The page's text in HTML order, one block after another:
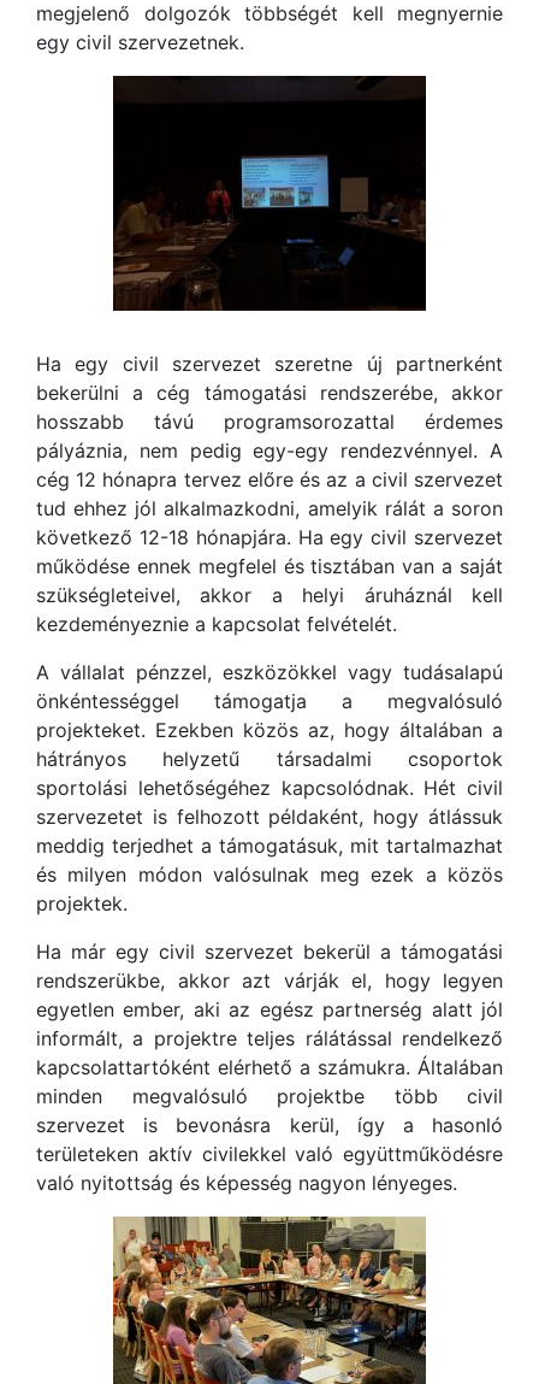
megjelenő dolgozók többségét kell megnyernie
egy civil szervezetnek.
Ha egy civil szervezet szeretne új partnerként
bekerülni a cég támogatási rendszerébe, akkor
hosszabb távú programsorozattal érdemes
pályáznia, nem pedig egy-egy rendezvénnyel. A
cég 12 hónapra tervez előre és az a civil szervezet
tud ehhez jól alkalmazkodni, amelyik rálát a soron
következő 12-18 hónapjára. Ha egy civil szervezet
működése ennek megfelel és tisztában van a saját
szükségleteivel, akkor a helyi áruháznál kell
kezdeményeznie a kapcsolat felvételét.
A vállalat pénzzel, eszközökkel vagy tudásalapú
önkéntességgel támogatja a megvalósuló
projekteket. Ezekben közös az, hogy általában a
hátrányos helyzetű társadalmi csoportok
sportolási lehetőségéhez kapcsolódnak. Hét civil
szervezetet is felhozott példaként, hogy átlássuk
meddig terjedhet a támogatásuk, mit tartalmazhat
és milyen módon valósulnak meg ezek a közös
projektek.
Ha már egy civil szervezet bekerül a támogatási
rendszerükbe, akkor azt várják el, hogy legyen
egyetlen ember, aki az egész partnerség alatt jól
informált, a projektre teljes rálátással rendelkező
kapcsolattartóként elérhető a számukra. Általában
minden megvalósuló projektbe több civil
szervezet is bevonásra kerül, így a hasonló
területeken aktív civilekkel való együttműködésre
való nyitottság és képesség nagyon lényeges.